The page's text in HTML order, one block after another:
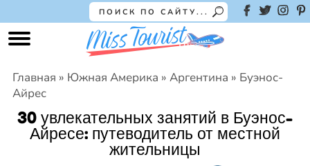
Главная » Южная Америка » Аргентина » Буэнос-
Айрес
30 увлекательных занятий в Буэнос-
Айресе: путеводитель от местной
жительницы